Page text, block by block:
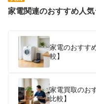
家電関連のおすすめ人
家電のおすす
較】
家電買取のお
比較】